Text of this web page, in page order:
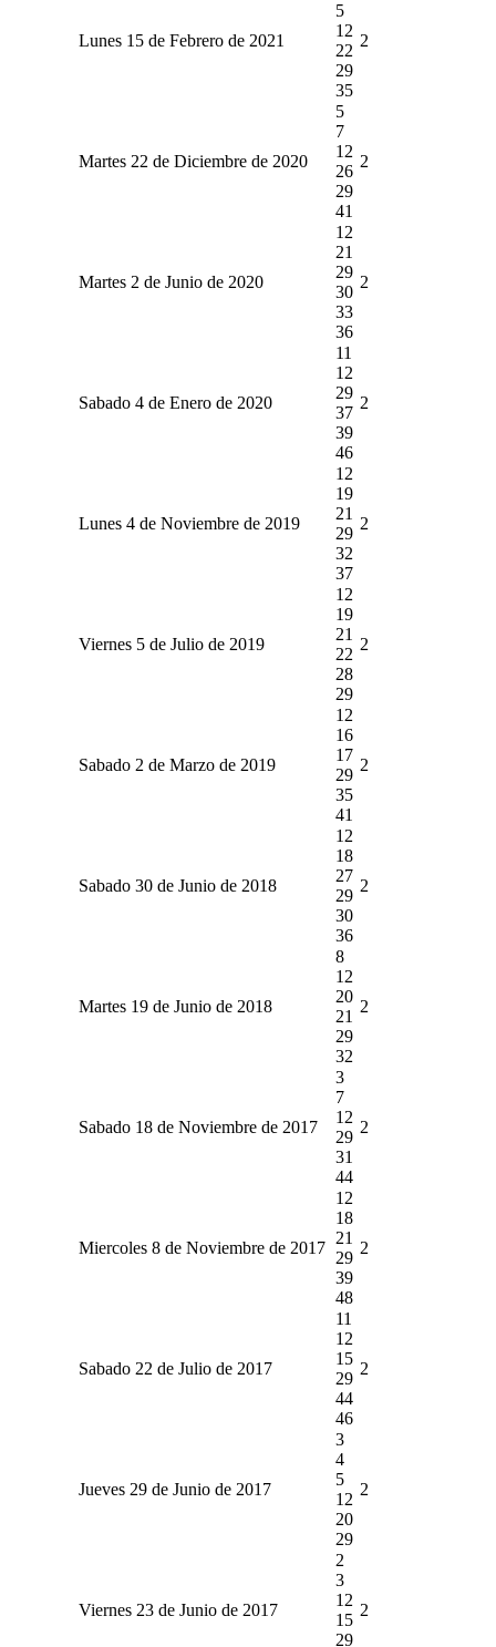
Lunes 15 de Febrero de 2021
5
12
22
29
35
2
Martes 22 de Diciembre de 2020
5
7
12
26
29
41
2
Martes 2 de Junio de 2020
12
21
29
30
33
36
2
Sabado 4 de Enero de 2020
11
12
29
37
39
46
2
Lunes 4 de Noviembre de 2019
12
19
21
29
32
37
2
Viernes 5 de Julio de 2019
12
19
21
22
28
29
2
Sabado 2 de Marzo de 2019
12
16
17
29
35
41
2
Sabado 30 de Junio de 2018
12
18
27
29
30
36
2
Martes 19 de Junio de 2018
8
12
20
21
29
32
2
Sabado 18 de Noviembre de 2017
3
7
12
29
31
44
2
Miercoles 8 de Noviembre de 2017
12
18
21
29
39
48
2
Sabado 22 de Julio de 2017
11
12
15
29
44
46
2
Jueves 29 de Junio de 2017
3
4
5
12
20
29
2
Viernes 23 de Junio de 2017
2
3
12
15
29
2